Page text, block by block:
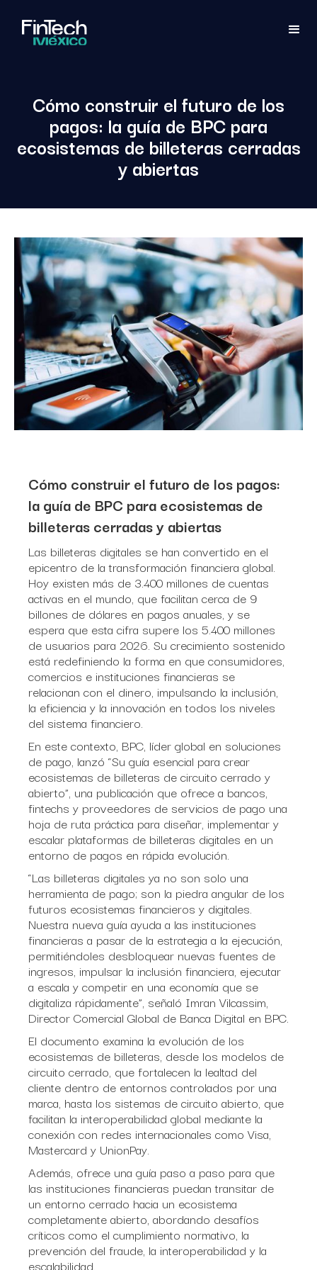
Cómo construir el futuro de los
pagos: la guía de BPC para
ecosistemas de billeteras cerradas
y abiertas
Cómo construir el futuro de los pagos:
la guía de BPC para ecosistemas de
billeteras cerradas y abiertas
Las billeteras digitales se han convertido en el
epicentro de la transformación financiera global.
Hoy existen más de 3.400 millones de cuentas
activas en el mundo, que facilitan cerca de 9
billones de dólares en pagos anuales, y se
espera que esta cifra supere los 5.400 millones
de usuarios para 2026. Su crecimiento sostenido
está redefiniendo la forma en que consumidores,
comercios e instituciones financieras se
relacionan con el dinero, impulsando la inclusión,
la eficiencia y la innovación en todos los niveles
del sistema financiero.
En este contexto, BPC, líder global en soluciones
de pago, lanzó “Su guía esencial para crear
ecosistemas de billeteras de circuito cerrado y
abierto”, una publicación que ofrece a bancos,
fintechs y proveedores de servicios de pago una
hoja de ruta práctica para diseñar, implementar y
escalar plataformas de billeteras digitales en un
entorno de pagos en rápida evolución.
“Las billeteras digitales ya no son solo una
herramienta de pago; son la piedra angular de los
futuros ecosistemas financieros y digitales.
Nuestra nueva guía ayuda a las instituciones
financieras a pasar de la estrategia a la ejecución,
permitiéndoles desbloquear nuevas fuentes de
ingresos, impulsar la inclusión financiera, ejecutar
a escala y competir en una economía que se
digitaliza rápidamente”, señaló Imran Vilcassim,
Director Comercial Global de Banca Digital en BPC.
El documento examina la evolución de los
ecosistemas de billeteras, desde los modelos de
circuito cerrado, que fortalecen la lealtad del
cliente dentro de entornos controlados por una
marca, hasta los sistemas de circuito abierto, que
facilitan la interoperabilidad global mediante la
conexión con redes internacionales como Visa,
Mastercard y UnionPay.
Además, ofrece una guía paso a paso para que
las instituciones financieras puedan transitar de
un entorno cerrado hacia un ecosistema
completamente abierto, abordando desafíos
críticos como el cumplimiento normativo, la
prevención del fraude, la interoperabilidad y la
escalabilidad.